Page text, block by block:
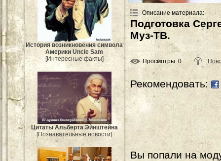
История возникновения символа
Америки Uncle Sam
[Интересные факты]
Цитаты Альберта Эйнштейна
[Познавательные новости]
Описание материала:
Подготовка
Муз-ТВ.
Просмотры: 0
Рекомендовать:
Вы попали на